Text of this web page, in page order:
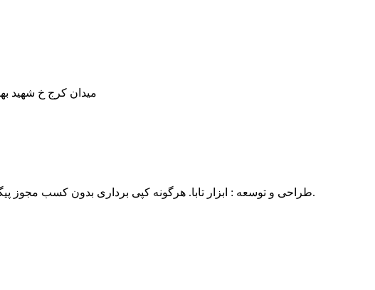
میدان کرج خ شهید بهشتی خ
© طراحی و توسعه : ابزار تابا. هرگونه کپی برداری بدون کسب مجوز پیگرد قانونی دارد. تمام حقوق برای ابزارتابا محفوظ است.